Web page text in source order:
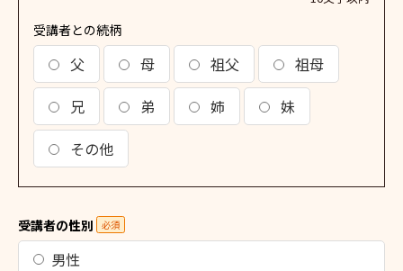
受講者との続柄
父 母 祖父
祖母
兄
弟 姉
妹
その他
受講者の性別 必須
男性